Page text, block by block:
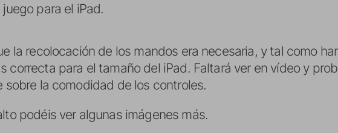
para el iPad.
la recolocación de los mandos era necesaria, y tal como
correcta para el tamaño del iPad. Faltará ver en vídeo y
sobre la comodidad de los controles.
podéis ver algunas imágenes más.